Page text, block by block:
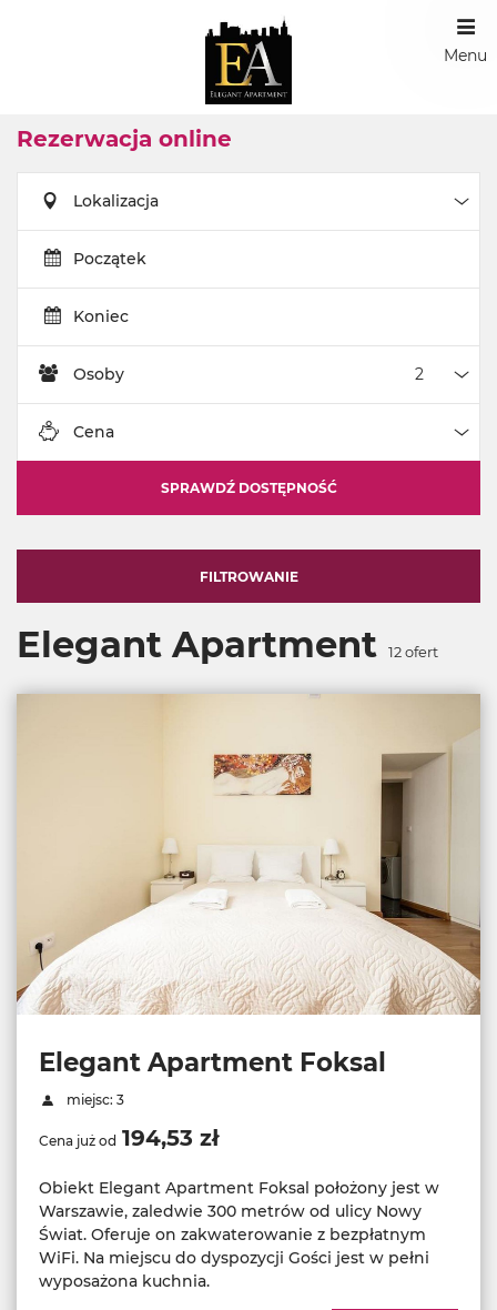
Menu
Rezerwacja online
Lokalizacja
Początek
Koniec
Osoby
Cena
SPRAWDŹ DOSTĘPNOŚĆ
FILTROWANIE
Elegant Apartment 12 ofert
Elegant Apartment Foksal
miejsc: 3
Cena już od 194,53 zł
Obiekt Elegant Apartment Foksal położony jest w
Warszawie, zaledwie 300 metrów od ulicy Nowy
Świat. Oferuje on zakwaterowanie z bezpłatnym
WiFi. Na miejscu do dyspozycji Gości jest w pełni
wyposażona kuchnia.